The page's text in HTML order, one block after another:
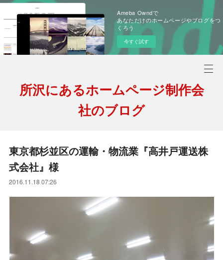
Ameba Owndで
あなただけのホームページやブログをつ
くろう
今すぐ試す
所沢にあるホームページ制作会
社のブログ
東京都杉並区の運輸・物流業『高井戸運送株
式会社』様
2016.11.18 07:26